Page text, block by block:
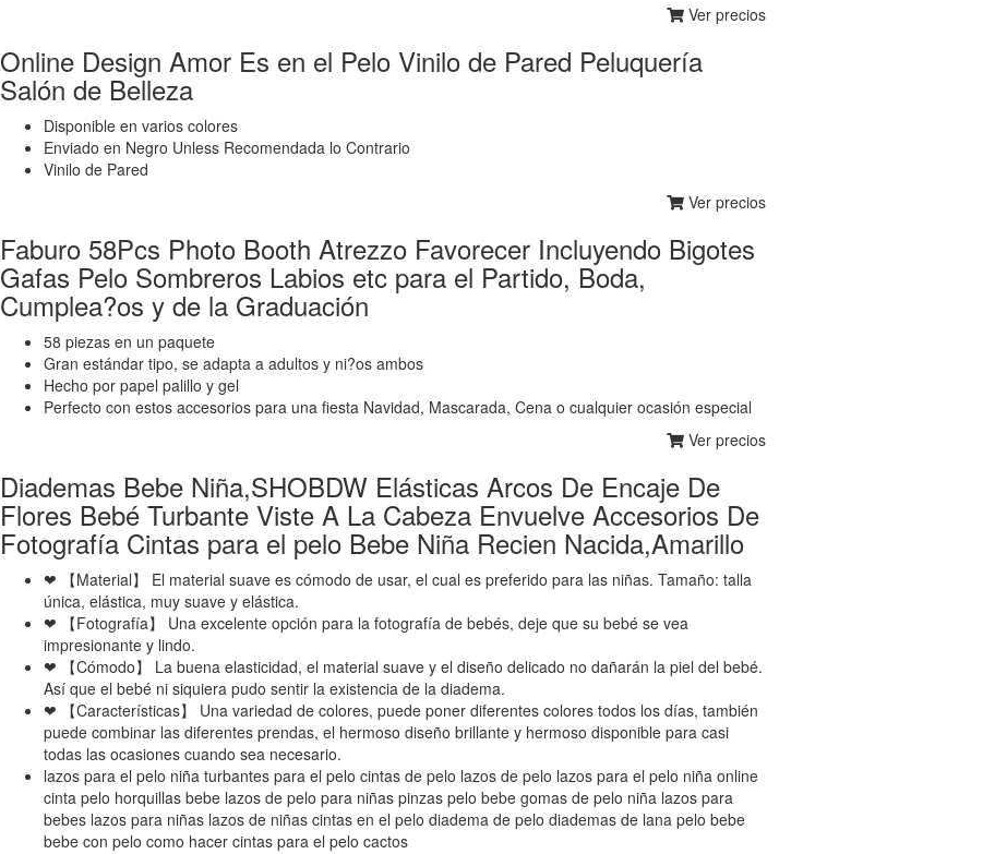
Ver precios
Online Design Amor Es en el Pelo Vinilo de Pared Peluquería
Salón de Belleza
Disponible en varios colores
Enviado en Negro Unless Recomendada lo Contrario
Vinilo de Pared
Ver precios
Faburo 58Pcs Photo Booth Atrezzo Favorecer Incluyendo Bigotes
Gafas Pelo Sombreros Labios etc para el Partido, Boda,
Cumplea?os y de la Graduación
58 piezas en un paquete
Gran estándar tipo, se adapta a adultos y ni?os ambos
Hecho por papel palillo y gel
Perfecto con estos accesorios para una fiesta Navidad, Mascarada, Cena o cualquier ocasión especial
Ver precios
Diademas Bebe Niña,SHOBDW Elásticas Arcos De Encaje De
Flores Bebé Turbante Viste A La Cabeza Envuelve Accesorios De
Fotografía Cintas para el pelo Bebe Niña Recien Nacida,Amarillo
❤ 【Material】 El material suave es cómodo de usar, el cual es preferido para las niñas. Tamaño: talla
única, elástica, muy suave y elástica.
❤ 【Fotografía】 Una excelente opción para la fotografía de bebés, deje que su bebé se vea
impresionante y lindo.
❤ 【Cómodo】 La buena elasticidad, el material suave y el diseño delicado no dañarán la piel del bebé.
Así que el bebé ni siquiera pudo sentir la existencia de la diadema.
❤ 【Características】 Una variedad de colores, puede poner diferentes colores todos los días, también
puede combinar las diferentes prendas, el hermoso diseño brillante y hermoso disponible para casi
todas las ocasiones cuando sea necesario.
lazos para el pelo niña turbantes para el pelo cintas de pelo lazos de pelo lazos para el pelo niña online
cinta pelo horquillas bebe lazos de pelo para niñas pinzas pelo bebe gomas de pelo niña lazos para
bebes lazos para niñas lazos de niñas cintas en el pelo diadema de pelo diademas de lana pelo bebe
bebe con pelo como hacer cintas para el pelo cactos